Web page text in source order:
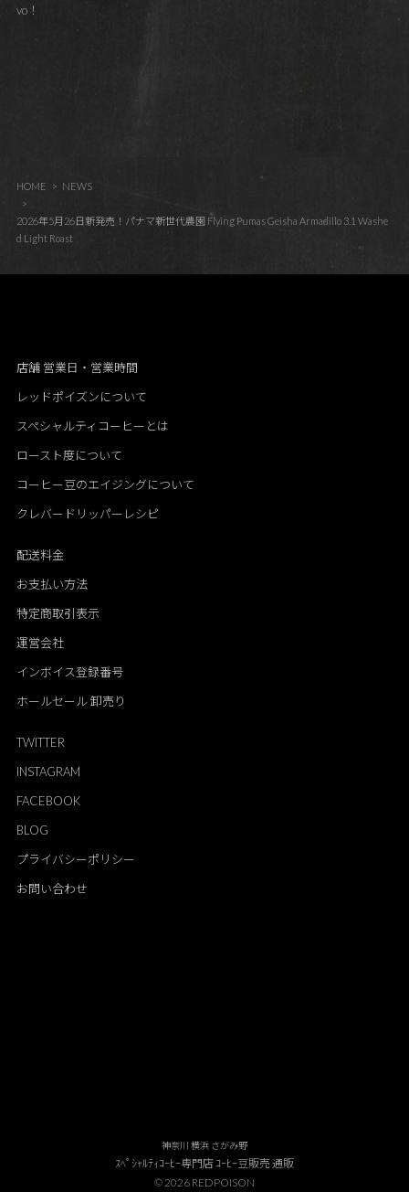
vo！
HOME NEWS
2026年5月26日新発売！パナマ新世代農園 Flying Pumas Geisha Armadillo 3.1 Washe
d Light Roast
店舗 営業日・営業時間
レッドポイズンについて
スペシャルティコーヒーとは
ロースト度について
コーヒー豆のエイジングについて
クレバードリッパーレシピ
配送料金
お支払い方法
特定商取引表示
運営会社
インボイス登録番号
ホールセール 卸売り
TWITTER
INSTAGRAM
FACEBOOK
BLOG
プライバシーポリシー
お問い合わせ
神奈川 横浜 さがみ野
ｽﾍﾟｼｬﾙﾃｨｺｰﾋｰ専門店 ｺｰﾋｰ豆販売 通販
© 2026 REDPOISON